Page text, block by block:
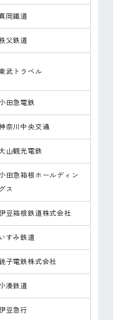
岡鐵道
父鉄道
武トラベル
田急電鉄
奈川中央交通
山観光電鉄
田急箱根ホールディン
グス
豆箱根鉄道株式会社
いすみ鉄道
子電鉄株式会社
湊鉄道
豆急行